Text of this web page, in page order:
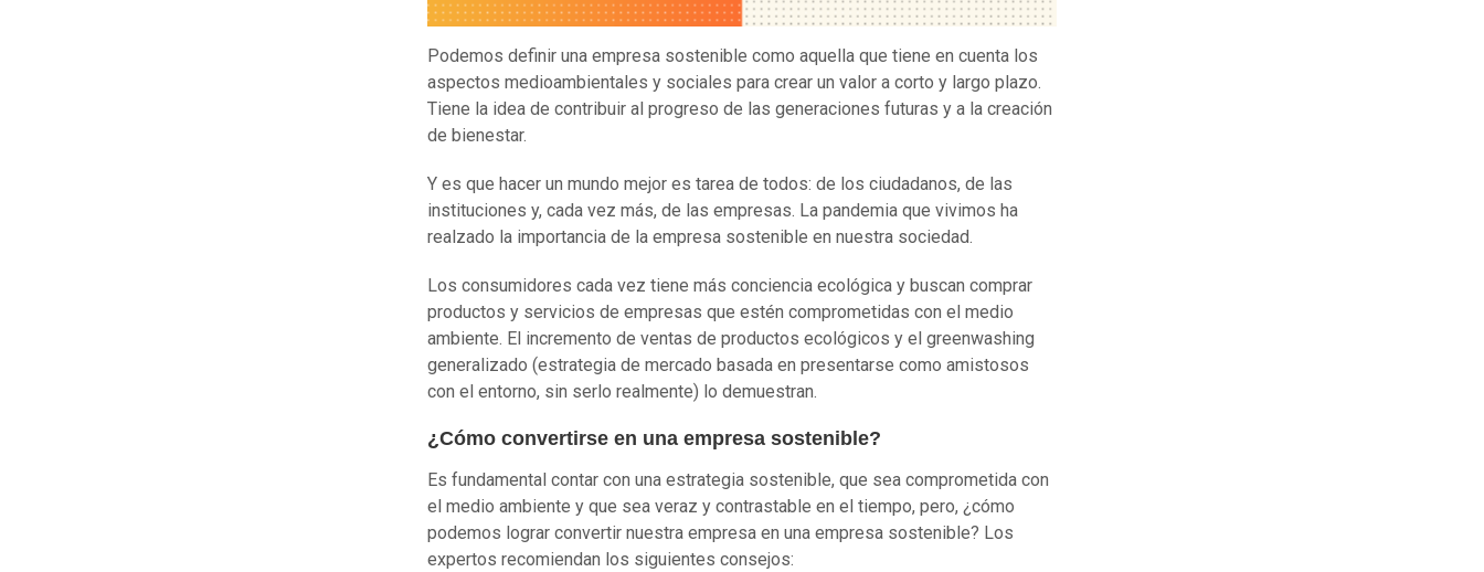
Podemos definir una empresa sostenible como aquella que tiene en cuenta los
aspectos medioambientales y sociales para crear un valor a corto y largo plazo.
Tiene la idea de contribuir al progreso de las generaciones futuras y a la creación
de bienestar.
Y es que hacer un mundo mejor es tarea de todos: de los ciudadanos, de las
instituciones y, cada vez más, de las empresas. La pandemia que vivimos ha
realzado la importancia de la empresa sostenible en nuestra sociedad.
Los consumidores cada vez tiene más conciencia ecológica y buscan comprar
productos y servicios de empresas que estén comprometidas con el medio
ambiente. El incremento de ventas de productos ecológicos y el greenwashing
generalizado (estrategia de mercado basada en presentarse como amistosos
con el entorno, sin serlo realmente) lo demuestran.
¿Cómo convertirse en una empresa sostenible?
Es fundamental contar con una estrategia sostenible, que sea comprometida con
el medio ambiente y que sea veraz y contrastable en el tiempo, pero, ¿cómo
podemos lograr convertir nuestra empresa en una empresa sostenible? Los
expertos recomiendan los siguientes consejos: